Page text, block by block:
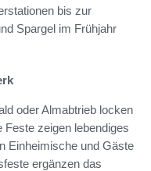
bis zur
Spargel im Frühjahr
oder Almabtrieb locken
zeigen lebendiges
Einheimische und Gäste
ergänzen das